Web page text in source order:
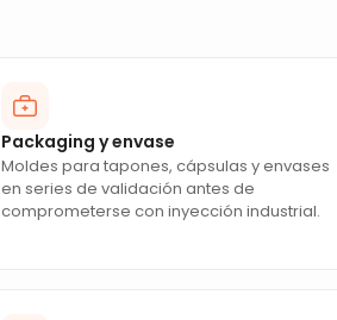
Packaging y envase
Moldes para tapones, cápsulas y envases
en series de validación antes de
comprometerse con inyección industrial.